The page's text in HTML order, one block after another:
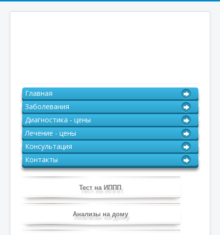
Главная
Заболевания
Диагностика - цены
Лечение - цены
Консультация
Контакты
Тест на ИППП
Анализы на дому